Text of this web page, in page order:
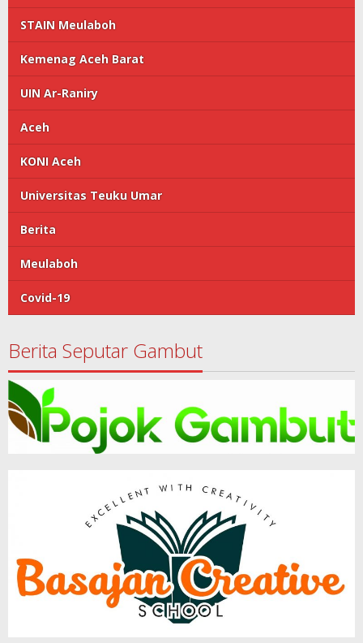
STAIN Meulaboh
Kemenag Aceh Barat
UIN Ar-Raniry
Aceh
KONI Aceh
Universitas Teuku Umar
Berita
Meulaboh
Covid-19
Berita Seputar Gambut